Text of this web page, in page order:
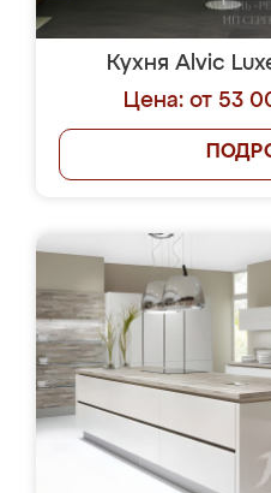
Кухня Alvic
Цена: от 53